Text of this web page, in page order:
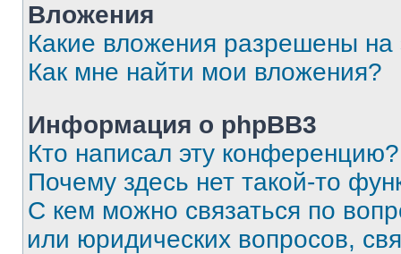
Вложения
Какие вложения разрешены
Как мне найти мои вложения?
Информация о phpBB3
Кто написал эту конференцию?
Почему здесь нет такой-то
С кем можно связаться по
или юридических вопросов,